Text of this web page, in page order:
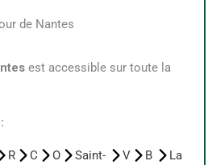
de Nantes
est accessible sur toute la
R
C
O
Saint-
V
B
La